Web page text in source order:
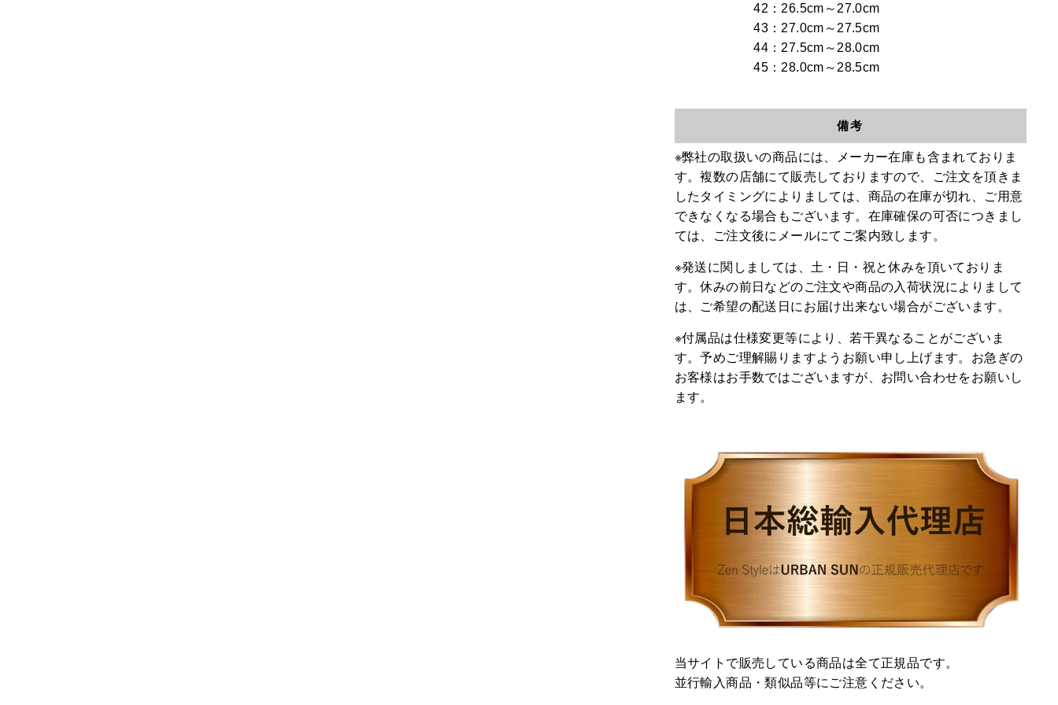
42：26.5cm～27.0cm
43：27.0cm～27.5cm
44：27.5cm～28.0cm
45：28.0cm～28.5cm
備考
※弊社の取扱いの商品には、メーカー在庫も含まれておりま
す。複数の店舗にて販売しておりますので、ご注文を頂きま
したタイミングによりましては、商品の在庫が切れ、ご用意
できなくなる場合もございます。在庫確保の可否につきまし
ては、ご注文後にメールにてご案内致します。
※発送に関しましては、土・日・祝と休みを頂いておりま
す。休みの前日などのご注文や商品の入荷状況によりまして
は、ご希望の配送日にお届け出来ない場合がございます。
※付属品は仕様変更等により、若干異なることがございま
す。予めご理解賜りますようお願い申し上げます。お急ぎの
お客様はお手数ではございますが、お問い合わせをお願いし
ます。
当サイトで販売している商品は全て正規品です。
並行輸入商品・類似品等にご注意ください。